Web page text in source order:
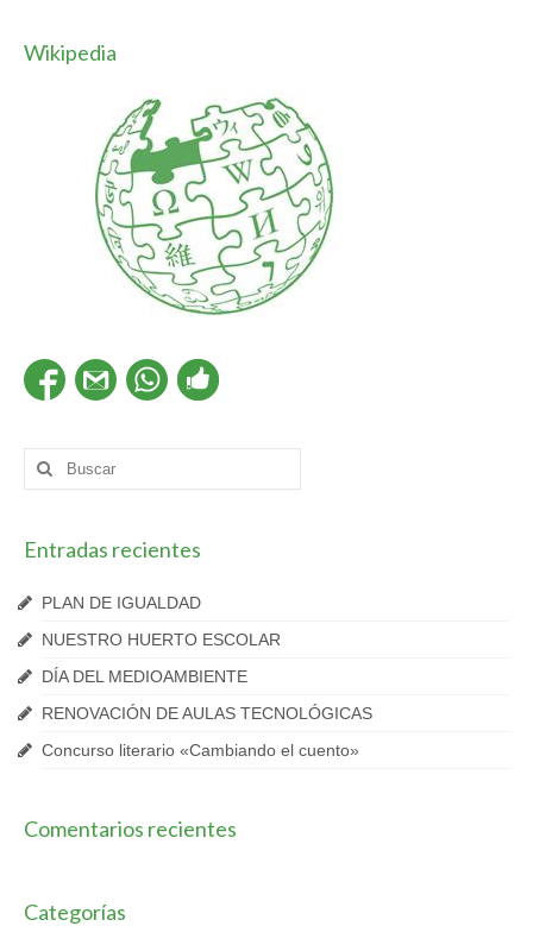
Wikipedia
Buscar
por:
Entradas recientes
PLAN DE IGUALDAD
NUESTRO HUERTO ESCOLAR
DÍA DEL MEDIOAMBIENTE
RENOVACIÓN DE AULAS TECNOLÓGICAS
Concurso literario «Cambiando el cuento»
Comentarios recientes
Categorías